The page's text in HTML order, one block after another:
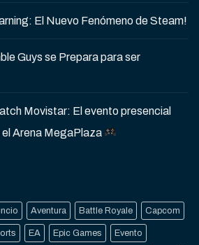
El Nuevo Fenómeno de Steam!
Guys se Prepara para ser
Movistar: El evento presencial
Arena MegaPlaza
Aventura Battle Royale Capcom
EA Epic Games Evento